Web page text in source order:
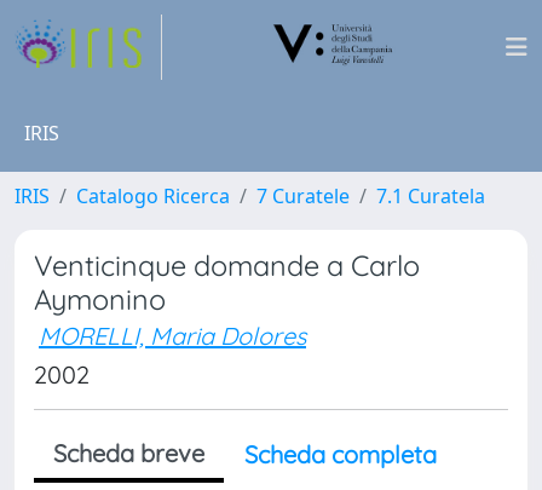
IRIS
IRIS Catalogo Ricerca 7 Curatele 7.1 Curatela
Venticinque domande a Carlo
Aymonino
MORELLI, Maria Dolores
2002
Scheda breve
Scheda completa